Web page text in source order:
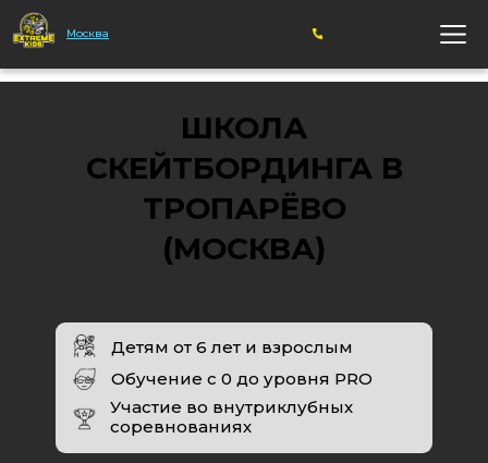
Москва
ШКОЛА
СКЕЙТБОРДИНГА В
ТРОПАРЁВО
(МОСКВА)
Детям от 6 лет и взрослым
Обучение с 0 до уровня PRO
Участие во внутриклубных
соревнованиях